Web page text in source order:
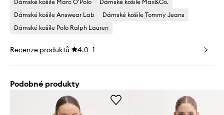
Dámské košile Marc O'Polo
Dámské košile Max&Co.
Dámské košile Answear Lab
Dámské košile Tommy Jeans
Dámské košile Polo Ralph Lauren
Recenze produktů 4.0 1
Podobné produkty